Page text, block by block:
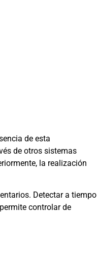
de esta
de otros sistemas
la realización
Detectar a tiempo
controlar de